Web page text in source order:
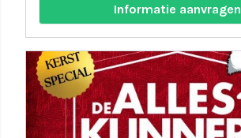
Informatie aanvragen